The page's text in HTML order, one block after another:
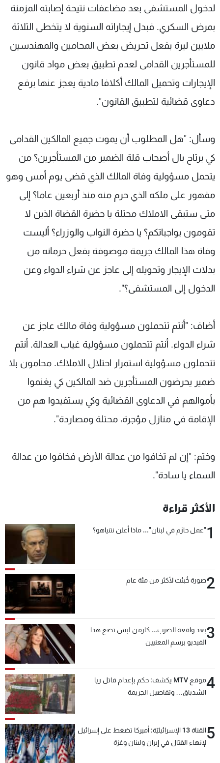
لدخول المستشفى بعد مضاعفات نتيحة إصابته المزمنة
بمرض السكري. فبدل إيجاراته السنوية لا يتخطى الثلاثة
ملايين ليرة بفعل تحريض بعض المحامين والمهندسين
للمستأجرين القدامى لعدم تطبيق بعض مواد قانون
الإيجارات وتحميل المالك أكلافا مادية يعجز عنها برفع
دعاوى قضائية لتطبيق القانون".
وسأل: "هل المطلوب أن يموت جميع المالكين القدامى
كي يرتاح بال أصحاب قلة الضمير من المستأجرين؟ من
يتحمل مسؤولية وفاة المالك الذي قضى يوم أمس وهو
مقهور على ملكه الذي حرم منه منذ أربعين عاما؟ إلى
متى ستبقى الاملاك محتلة يا حضرة القضاة الذين لا
تقومون بواجباتكم؟ يا حضرة النواب والوزراء؟ أليست
وفاة هذا المالك جريمة موصوفة بفعل حرمانه من
بدلات الإيجار وتحويله إلى عاجز عن شراء الدواء وعن
الدخول إلى المستشفى؟".
أضاف: "أنتم تتحملون مسؤولية وفاة مالك عاجز عن
شراء الدواء. أنتم تتحملون مسؤولية غياب العدالة. أنتم
تتحملون مسؤولية استمرار احتلال الاملاك. محامون بلا
ضمير يحرضون المستأجرين ضد المالكين كي يغنموا
بأموالهم في الدعاوى القضائية وكي يستفيدوا هم من
الإقامة في منازل مؤجرة، محتلة ومصاردة".
وختم: "إن لم تخافوا من عدالة الأرض فخافوا من عدالة
السماء يا سادة".
الأكثر قراءة
1"عمل حازم في لبنان"... ماذا أعلن نتنياهو؟
2صورة خُبئت لأكثر من مئة عام
3بعد واقعة الضرب... كارمن لبس تضع هذا
الفيديو برسم المعنيين
4
موقع MTV يكشف: حكم بإعدام قاتل ريا
الشدياق… وتفاصيل الجريمة
5
القناة 13 الإسرائيليّة: أميركا تضغط على إسرائيل
لإنهاء القتال في إيران ولبنان وغزة